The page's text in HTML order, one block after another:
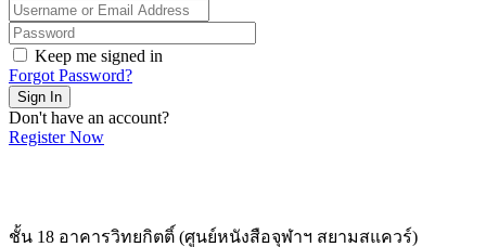
Keep me signed in
Forgot Password?
Sign In
Don't have an account?
Register Now
ชั้น 18 อาคารวิทยกิตติ์ (ศูนย์หนังสือจุฬาฯ สยามสแควร์)